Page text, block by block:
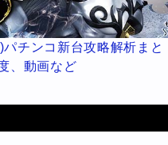
チンコ新台攻略解析まと
、動画など